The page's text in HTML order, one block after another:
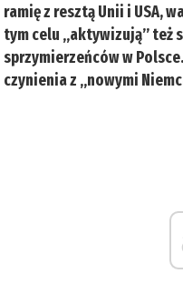
ramię z resztą Unii i USA,
tym celu „aktywizują” też
sprzymierzeńców w
czynienia z „nowymi